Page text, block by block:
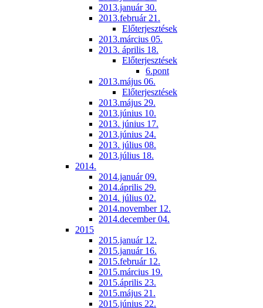
2013.január 30.
2013.február 21.
Előterjesztések
2013.március 05.
2013. április 18.
Előterjesztések
6.pont
2013.május 06.
Előterjesztések
2013.május 29.
2013.június 10.
2013. június 17.
2013.június 24.
2013. július 08.
2013.július 18.
2014.
2014.január 09.
2014.április 29.
2014. július 02.
2014.november 12.
2014.december 04.
2015
2015.január 12.
2015.január 16.
2015.február 12.
2015.március 19.
2015.április 23.
2015.május 21.
2015.június 22.